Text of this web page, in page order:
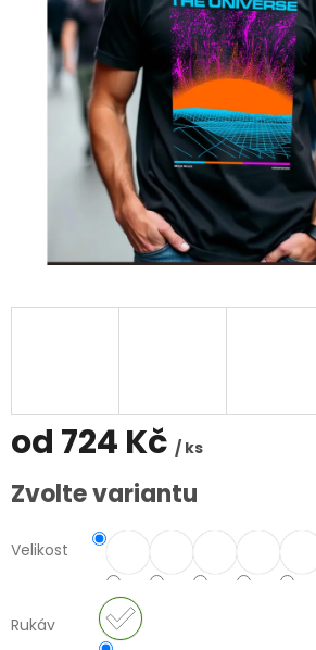
od 724 Kč / ks
Měrná
cena:
Zvolte variantu
Velikost
Rukáv